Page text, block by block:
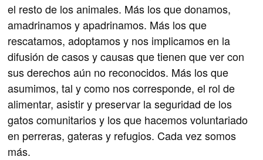
el resto de los animales. Más los que donamos,
amadrinamos y apadrinamos. Más los que
rescatamos, adoptamos y nos implicamos en la
difusión de casos y causas que tienen que ver con
sus derechos aún no reconocidos. Más los que
asumimos, tal y como nos corresponde, el rol de
alimentar, asistir y preservar la seguridad de los
gatos comunitarios y los que hacemos voluntariado
en perreras, gateras y refugios. Cada vez somos
más.